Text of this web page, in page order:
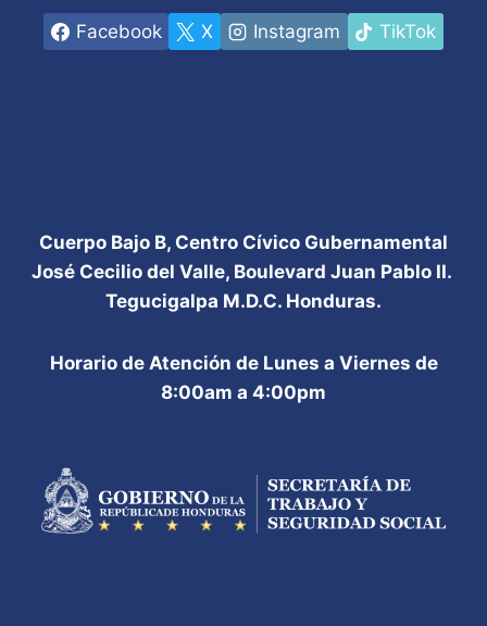
Facebook X Instagram TikTok
Cuerpo Bajo B, Centro Cívico Gubernamental
José Cecilio del Valle, Boulevard Juan Pablo II.
Tegucigalpa M.D.C. Honduras.
Horario de Atención de Lunes a Viernes de
8:00am a 4:00pm